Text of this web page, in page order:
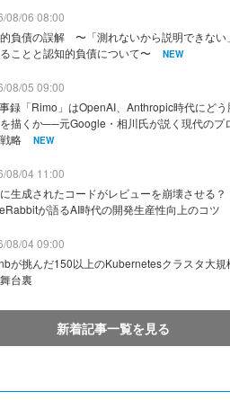
08/06 08:00
負債の誤解 〜「測れないから説明できない
ことと認知的負債について〜
NEW
08/05 09:00
録「Rimo」はOpenAI、Anthropic時代にどう
描くか──元Google・相川氏が説く現代のプ
略
NEW
08/04 11:00
生成されたコードがレビューを崩壊させる？
が語るAI時代の開発生産性向上のコツ
08/04 09:00
が挑んだ150以上のKubernetesクラスタ大規
台裏
新着記事一覧を見る